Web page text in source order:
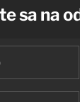
sa na